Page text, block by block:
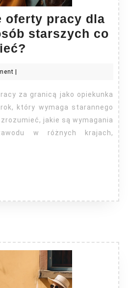
oferty pracy dla
starszych co
dla
opiekunek
osób
starszych
który wymaga starannego
jakie są wymagania
w różnych krajach,